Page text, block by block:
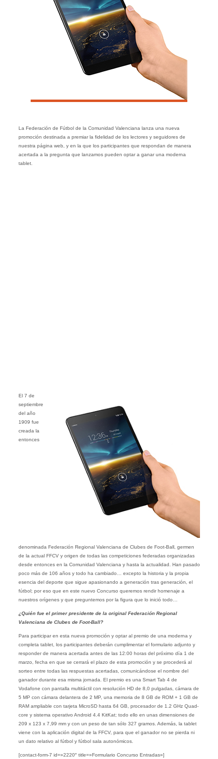
La Federación de Fútbol de la Comunidad Valenciana lanza una nueva
promoción destinada a premiar la fidelidad de los lectores y seguidores de
nuestra página web, y en la que los participantes que respondan de manera
acertada a la pregunta que lanzamos pueden optar a ganar una moderna
tablet.
El 7 de
septiembre
del año
1909 fue
creada la
entonces
denominada Federación Regional Valenciana de Clubes de Foot-Ball, germen
de la actual FFCV y origen de todas las competiciones federadas organizadas
desde entonces en la Comunidad Valenciana y hasta la actualidad. Han pasado
poco más de 106 años y todo ha cambiado… excepto la historia y la propia
esencia del deporte que sigue apasionando a generación tras generación, el
fútbol; por eso que en este nuevo Concurso queremos rendir homenaje a
nuestros orígenes y que preguntemos por la figura que lo inició todo…
¿Quién fue el primer presidente de la original Federación Regional
Valenciana de Clubes de Foot-Ball?
Para participar en esta nueva promoción y optar al premio de una moderna y
completa tablet, los participantes deberán cumplimentar el formulario adjunto y
responder de manera acertada antes de las 12:00 horas del próximo día 1 de
marzo, fecha en que se cerrará el plazo de esta promoción y se procederá al
sorteo entre todas las respuestas acertadas, comunicándose el nombre del
ganador durante esa misma jornada. El premio es una Smart Tab 4 de
Vodafone con pantalla multitáctil con resolución HD de 8,0 pulgadas, cámara de
5 MP con cámara delantera de 2 MP, una memoria de 8 GB de ROM + 1 GB de
RAM ampliable con tarjeta MicroSD hasta 64 GB, procesador de 1.2 GHz Quad-
core y sistema operativo Android 4.4 KitKat; todo ello en unas dimensiones de
209 x 123 x 7,99 mm y con un peso de tan sólo 327 gramos. Además, la tablet
viene con la aplicación digital de la FFCV, para que el ganador no se pierda ni
un dato relativo al fútbol y fútbol sala autonómicos.
[contact-form-7 id=»2220″ title=»Formulario Concurso Entradas»]